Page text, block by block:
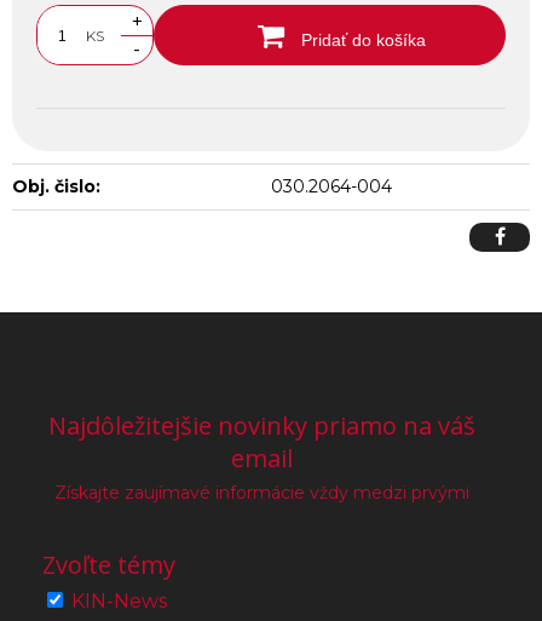
KS
+
-
Pridať do košíka
Obj. čislo: 030.2064-004
Najdôležitejšie novinky priamo na váš
email
Získajte zaujímavé informácie vždy medzi prvými
Zvoľte témy
KIN-News